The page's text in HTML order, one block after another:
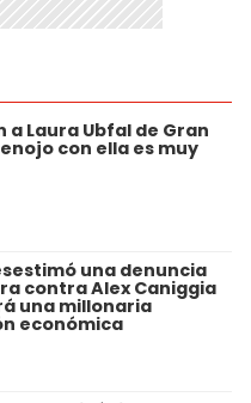
a Laura Ubfal de Gran
con ella es muy
una denuncia
contra Alex Caniggia
una millonaria
económica